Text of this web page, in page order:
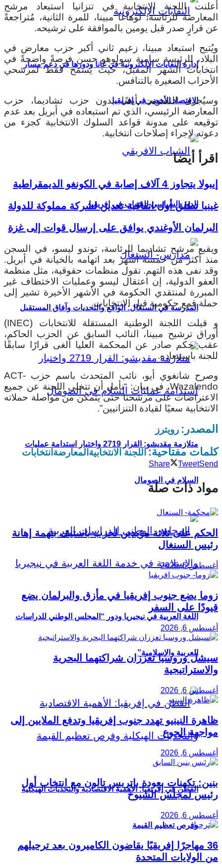
إدارة النفايات الإلكترونية في غانا ودورها في دعم مسار
الاقتصاد الأخضر في إفريقيا
الدور السياسي للشباب في إفريقيا
المدرسة في السنغال: الواقع والتحديات وآفاق المستقبل
متلازمة مقديشو: القرار 2719 واختبار استدامة عمليات
السلام في الصومال
اللغة العربية في نيجيريا ودور “المجلس الوطني للدراسات
العربية والإسلامية”
القطن في إفريقيا: الأهمية الاقتصادية والتحديات الهيكلية
وفرص تعظيم القيمة
أعلنت اللجنة الانتخابية في تنزانيا استبعاد مرشح
المعارضة للرئاسة، لوهاغا مبينا، للمرة الثانية، مُتراجعةً
عن قرارٍ صدر قبل يومين بالموافقة على ترشيحه.
ويُتيح استبعاد مبينا، زعيم ثاني أكبر حزب معارض في
البلاد، للرئيسة سامية سولوهو حسن فرصةً واضحةً في
انتخابات الشهر المقبل، حيث يُسمح فقط لمرشحي
الأحزاب الصغيرة بالتنافس.
وسيُجرى التصويت أيضًا بدون حزب تشاديما، حزب
المعارضة الرئيسي، الذي تم استبعاده في أبريل بعد عدم
توقيعه على مدونة قواعد السلوك الانتخابية كجزء من
دعوته لإجراء إصلاحات انتخابية.
اقرأ أيضا
إيبولا يتجاوز 4 آلاف إصابة في الكونغو الديمقراطية
غينيا تطلق أول اتفاقية تعدين لشركة مملوكة للدولة
البرلمان الأوغندي يوافق على إرسال قوات إلى غزة
ويقبع مرشح تشاديما للرئاسة، توندو ليسو، في السجن
منذ أكثر من خمسة أشهر بعد اتهامه بالخيانة في أبريل.
وقد نفى هذه التهم. تقول منظمات حقوقية، مثل منظمة
العفو الدولية، إن اعتقال ليسو وعمليات الاختطاف غير
المبررة لمنتقدي الحكومة في الأشهر الأخيرة تشير إلى
حملة قمع حكومية قبل الانتخابات.
و قبلت اللجنة الوطنية المستقلة للانتخابات (INEC)
أوراق ترشيح مبينا، النائب السابق عن الحزب الحاكم،
عقب حكم صادر عن المحكمة العليا ألغى قرارًا سابقًا
للجنة باستبعاده.
وصرح شانغوي أيو، نائب المتحدث باسم حزب ACT-
Wazalendo، في بيان: “نأمل أن تتخلى اللجنة عن جميع
الاعتراضات على مرشحنا حتى يتمكن من مواصلة حملاته
الانتخابية سعيًا لقيادة التنزانيين”.
المصدر: رويترز
كلمات مفتاحية:اللجنة الانتخابية المعارضة انتخابات
Share TweetSend
مواد ذات صلة
الحكم على ثلاثة مؤيدين لحزب باستيف بتهمة إهانة
رئيس السنغال
أغسطس 6, 2026
زوما يضع جنوب إفريقيا في مأزق والبرلمان يضع
قيودًا على السفر
أغسطس 6, 2026
سيشل وروسيا تعززان شراكتهما البحرية
والاستراتيجية
أغسطس 6, 2026
ظاهرة النينيو تهدد جنوب إفريقيا وتدفع الملايين إلى
مواجهة الجوع
أغسطس 6, 2026
بنين: تكهنات بعودة باتريس تالون مع انتخاب أول
رئيس لمجلس الشيوخ
أغسطس 6, 2026
36 مهاجرًا إفريقيًا يقاضون الكاميرون بعد ترحيلهم
من الولايات المتحدة